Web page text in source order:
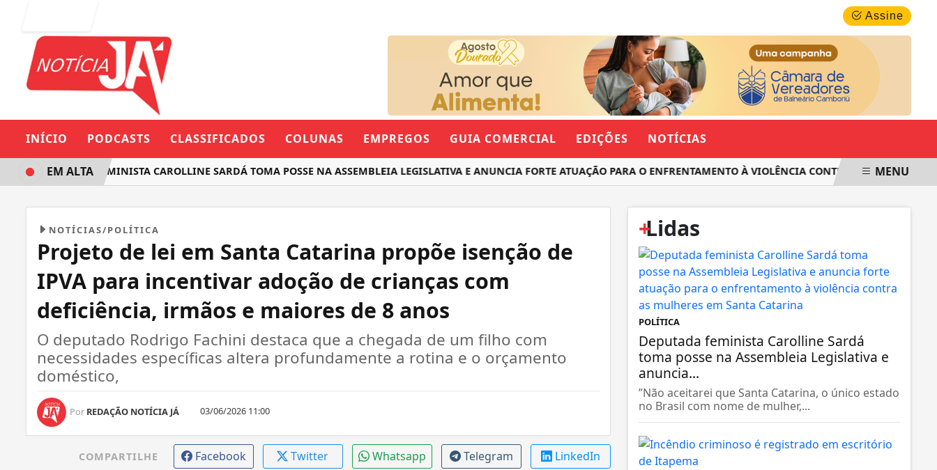
Assine
INÍCIO PODCASTS CLASSIFICADOS COLUNAS EMPREGOS GUIA COMERCIAL EDIÇÕES NOTÍCIAS
DEPUTADA FEMINISTA CAROLLINE SARDÁ TOMA POSSE NA ASSEMBLEIA LEGISLATIVA E ANUNCIA FORTE ATUAÇÃO PARA O ENFRENTAMENTO À VIOLÊNCIA CONTRA AS MULHERES
EM ALTA MENU
NOTÍCIAS/POLÍTICA
Projeto de lei em Santa Catarina propõe isenção de
IPVA para incentivar adoção de crianças com
deficiência, irmãos e maiores de 8 anos
O deputado Rodrigo Fachini destaca que a chegada de um filho com
necessidades específicas altera profundamente a rotina e o orçamento
doméstico,
Por REDAÇÃO NOTÍCIA JÁ 03/06/2026 11:00
COMPARTILHE Facebook Twitter Whatsapp Telegram LinkedIn
+
Lidas
POLÍTICA
Deputada feminista Carolline Sardá
toma posse na Assembleia Legislativa e
anuncia...
”Não aceitarei que Santa Catarina, o único estado
no Brasil com nome de mulher,...